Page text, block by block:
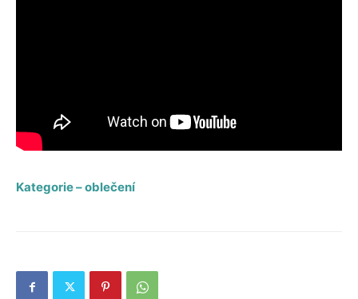
Kategorie – oblečení